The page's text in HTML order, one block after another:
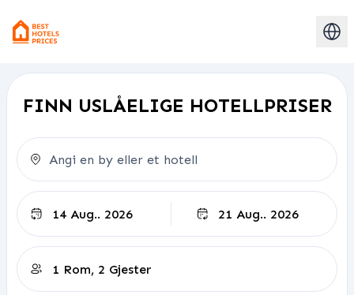
FINN USLÅELIGE HOTELLPRISER